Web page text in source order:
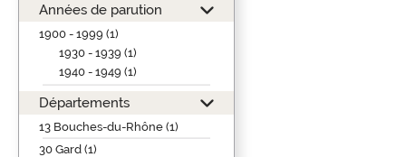
Années de parution
1900 - 1999 (1)
1930 - 1939 (1)
1940 - 1949 (1)
Départements
13 Bouches-du-Rhône (1)
30 Gard (1)